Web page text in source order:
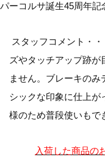
パーコルサ誕生45周年記
スタッフコメント・
ズやタッチアップ跡
ません。ブレーキの
シックな印象に仕上が
様のため普段使いもで
入荷した商品の